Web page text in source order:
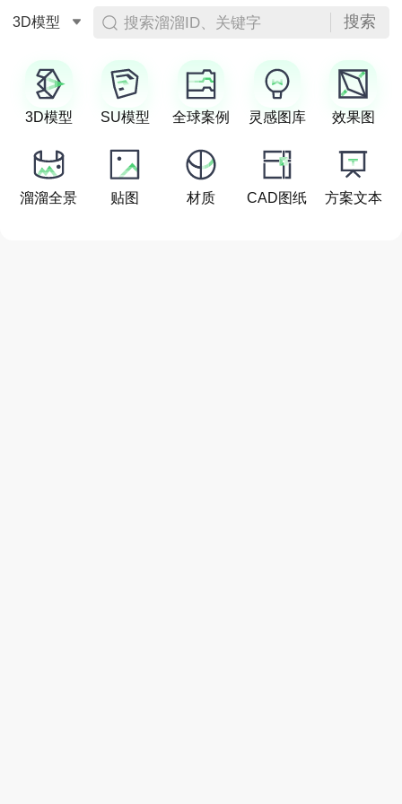
3D模型 搜索溜溜ID、关键字 搜索
3D模型 SU模型 全球案例 灵感图库 效果图
溜溜全景 贴图 材质 CAD图纸 方案文本